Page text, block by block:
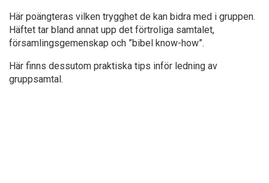
Här poängteras vilken trygghet de kan bidra med i gruppen.
Häftet tar bland annat upp det förtroliga samtalet,
församlingsgemenskap och ”bibel know-how”.
Här finns dessutom praktiska tips inför ledning av
gruppsamtal.